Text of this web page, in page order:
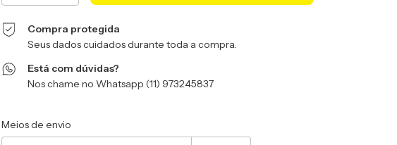
Compra protegida
Seus dados cuidados durante toda a compra.
Está com dúvidas?
Nos chame no Whatsapp (11) 973245837
Entregas para o CEP:
Meios de envio